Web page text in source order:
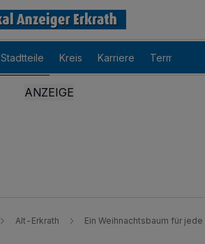
Stadtteile Kreis Karriere Termine
Alt-Erkrath Ein Weihnachtsbaum für jede